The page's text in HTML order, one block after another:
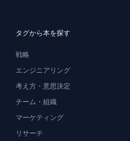
タグから本を探す
戦略
エンジニアリング
考え方・意思決定
チーム・組織
マーケティング
リサーチ